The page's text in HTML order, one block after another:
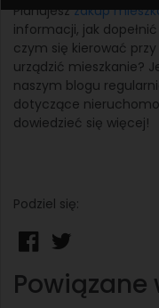
Planujeszzakup
informacji, jak
czym się kierować
urządzić mieszkanie?
naszym blogu
dotyczące
dowiedzieć się więcej!
Podziel się:
Powiązane